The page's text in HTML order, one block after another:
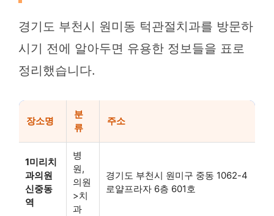
경기도 부천시 원미동 턱관절치과를 방문하
시기 전에 알아두면 유용한 정보들을 표로
정리했습니다.
장소명
분
류
주소
1미리치
과의원
신중동
역
병
원,
의원
>치
과
경기도 부천시 원미구 중동 1062-4
로얄프라자 6층 601호